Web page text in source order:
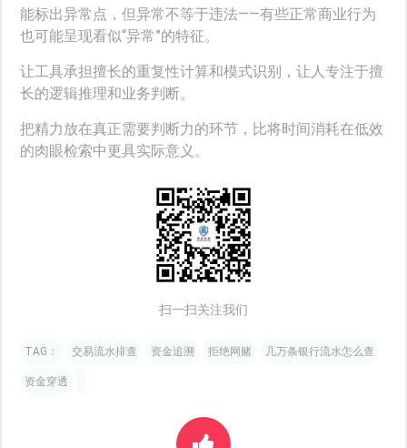
能标出异常点，但异常不等于违法——有些正常商业行为
也可能呈现看似“异常”的特征。
让工具承担擅长的重复性计算和模式识别，让人专注于擅
长的逻辑推理和业务判断。
把精力放在真正需要判断力的环节，比将时间消耗在低效
的肉眼检索中更具实际意义。
扫一扫关注我们
TAG： 交易流水排查 资金追溯 拒绝网赌 几万条银行流水怎么查
资金穿透